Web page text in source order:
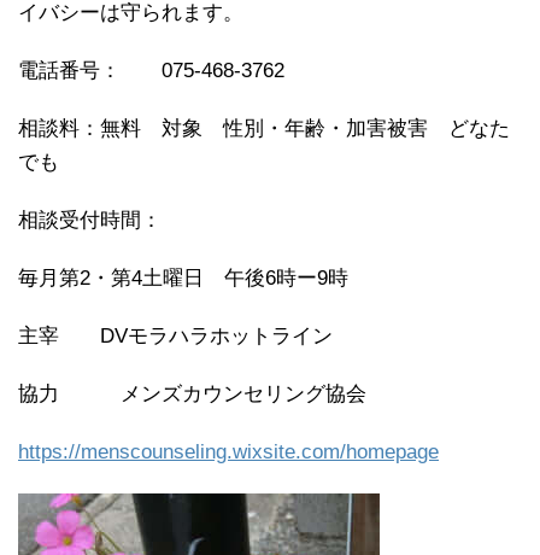
イバシーは守られます。
電話番号： 075-468-3762
相談料：無料 対象 性別・年齢・加害被害 どなた
でも
相談受付時間：
毎月第2・第4土曜日 午後6時ー9時
主宰 DVモラハラホットライン
協力 メンズカウンセリング協会
https://menscounseling.wixsite.com/homepage